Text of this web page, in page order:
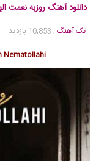
دانلود آهنگ روزبه نعمت
تک آهنگ , 10,853 بازدید
Nematollahi